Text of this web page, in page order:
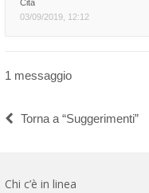
Cita
03/09/2019, 12:12
1 messaggio
Torna a “Suggerimenti”
Chi c’è in linea